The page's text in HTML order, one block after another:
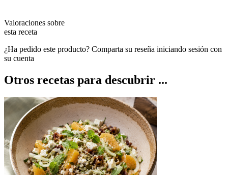
Valoraciones sobre
esta receta
¿Ha pedido este producto? Comparta su reseña iniciando sesión con
su cuenta
Otros recetas para descubrir ...